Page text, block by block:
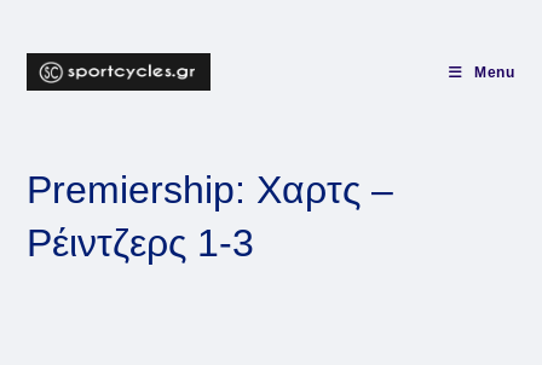
content
Menu
Premiership: Χαρτς –
Ρέιντζερς 1-3